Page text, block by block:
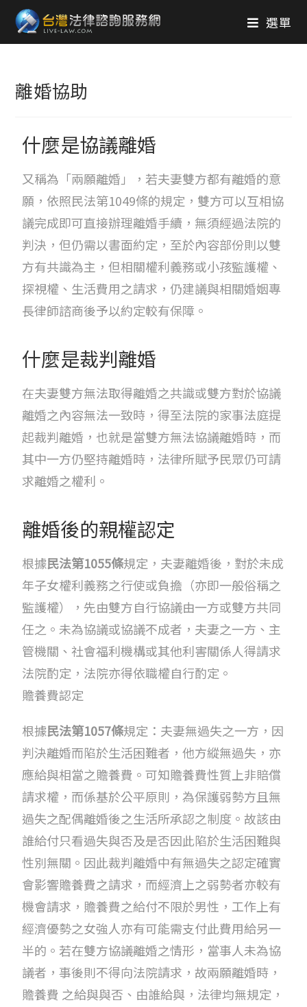
選單
離婚協助
什麼是協議離婚
又稱為「兩願離婚」，若夫妻雙方都有離婚的意
願，依照民法第1049條的規定，雙方可以互相協
議完成即可直接辦理離婚手續，無須經過法院的
判決，但仍需以書面約定，至於內容部份則以雙
方有共識為主，但相關權利義務或小孩監護權、
探視權、生活費用之請求，仍建議與相關婚姻專
長律師諮商後予以約定較有保障。
什麼是裁判離婚
在夫妻雙方無法取得離婚之共識或雙方對於協議
離婚之內容無法一致時，得至法院的家事法庭提
起裁判離婚，也就是當雙方無法協議離婚時，而
其中一方仍堅持離婚時，法律所賦予民眾仍可請
求離婚之權利。
離婚後的親權認定
根據民法第1055條規定，夫妻離婚後，對於未成
年子女權利義務之行使或負擔（亦即一般俗稱之
監護權），先由雙方自行協議由一方或雙方共同
任之。未為協議或協議不成者，夫妻之一方、主
管機關、社會福利機構或其他利害關係人得請求
法院酌定，法院亦得依職權自行酌定。
贍養費認定
根據民法第1057條規定：夫妻無過失之一方，因
判決離婚而陷於生活困難者，他方縱無過失，亦
應給與相當之贍養費。可知贍養費性質上非賠償
請求權，而係基於公平原則，為保護弱勢方且無
過失之配偶離婚後之生活所承認之制度。故該由
誰給付只看過失與否及是否因此陷於生活困難與
性別無關。因此裁判離婚中有無過失之認定確實
會影響贍養費之請求，而經濟上之弱勢者亦較有
機會請求，贍養費之給付不限於男性，工作上有
經濟優勢之女強人亦有可能需支付此費用給另一
半的。若在雙方協議離婚之情形，當事人未為協
議者，事後則不得向法院請求，故兩願離婚時，
贍養費 之給與與否、由誰給與，法律均無規定，